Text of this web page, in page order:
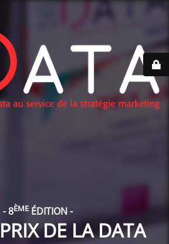
- 8ÈMEÉDITION -
DE LA DATA